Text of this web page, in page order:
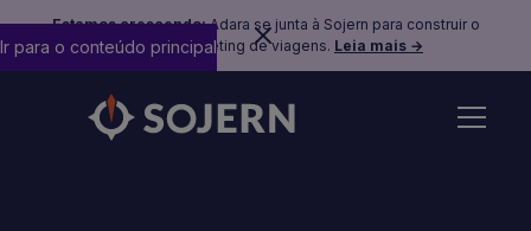
Estamos crescendo:Adara se junta à Sojern para construir o
futuro do marketing de viagens. Leia mais →
Ir para o conteúdo principal